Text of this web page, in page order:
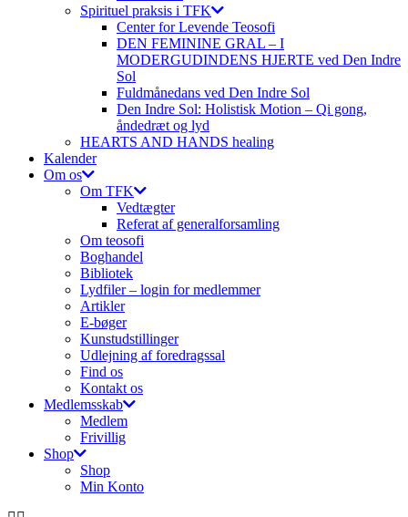
Spirituel praksis i TFK
Center for Levende Teosofi
DEN FEMININE GRAL – I
MODERGUDINDENS HJERTE ved Den Indre
Sol
Fuldmånedans ved Den Indre Sol
Den Indre Sol: Holistisk Motion – Qi gong,
åndedræt og lyd
HEARTS AND HANDS healing
Kalender
Om os
Om TFK
Vedtægter
Referat af generalforsamling
Om teosofi
Boghandel
Bibliotek
Lydfiler – login for medlemmer
Artikler
E-bøger
Kunstudstillinger
Udlejning af foredragssal
Find os
Kontakt os
Medlemsskab
Medlem
Frivillig
Shop
Shop
Min Konto